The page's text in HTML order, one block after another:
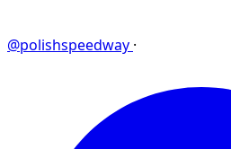
@polishspeedway ·